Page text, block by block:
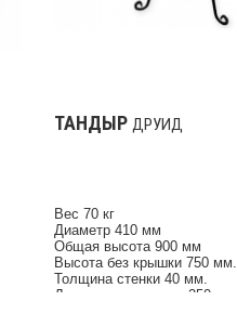
ТАНДЫР ДРУИД
Вес 70 кг
Диаметр 410 мм
Общая высота 900 мм
Высота без крышки 750 мм.
Толщина стенки 40 мм.
Диаметр горловины 250 мм.